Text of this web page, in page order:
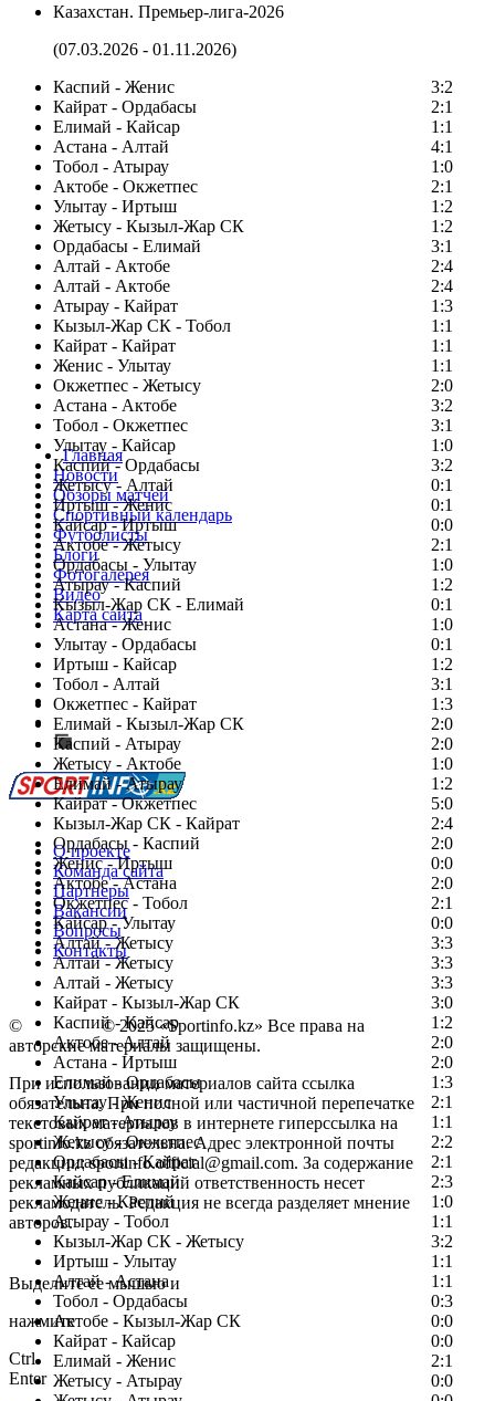
Казахстан. Премьер-лига-2026
(07.03.2026 - 01.11.2026)
Каспий - Женис
3:2
Кайрат - Ордабасы
2:1
Елимай - Кайсар
1:1
Астана - Алтай
4:1
Тобол - Атырау
1:0
Актобе - Окжетпес
2:1
Улытау - Иртыш
1:2
Жетысу - Кызыл-Жар СК
1:2
Ордабасы - Елимай
3:1
Алтай - Актобе
2:4
Алтай - Актобе
2:4
Атырау - Кайрат
1:3
Кызыл-Жар СК - Тобол
1:1
Кайрат - Кайрат
1:1
Женис - Улытау
1:1
Окжетпес - Жетысу
2:0
Астана - Актобе
3:2
Тобол - Окжетпес
3:1
Улытау - Кайсар
1:0
Каспий - Ордабасы
3:2
Жетысу - Алтай
0:1
Иртыш - Женис
0:1
Кайсар - Иртыш
0:0
Актобе - Жетысу
2:1
Ордабасы - Улытау
1:0
Атырау - Каспий
1:2
Кызыл-Жар СК - Елимай
0:1
Астана - Женис
1:0
Улытау - Ордабасы
0:1
Иртыш - Кайсар
1:2
Тобол - Алтай
3:1
Окжетпес - Кайрат
1:3
Елимай - Кызыл-Жар СК
2:0
Каспий - Атырау
2:0
Жетысу - Актобе
1:0
Елимай - Атырау
1:2
Кайрат - Окжетпес
5:0
Кызыл-Жар СК - Кайрат
2:4
Ордабасы - Каспий
2:0
Женис - Иртыш
0:0
Актобе - Астана
2:0
Окжетпес - Тобол
2:1
Кайсар - Улытау
0:0
Алтай - Жетысу
3:3
Алтай - Жетысу
3:3
Алтай - Жетысу
3:3
Кайрат - Кызыл-Жар СК
3:0
Каспий - Кайсар
1:2
Актобе - Алтай
2:0
Астана - Иртыш
2:0
Елимай - Ордабасы
1:3
Улытау - Женис
2:1
Кайрат - Атырау
1:1
Жетысу - Окжетпес
2:2
Ордабасы - Кайрат
2:1
Кайсар - Елимай
2:3
Женис - Каспий
1:0
Атырау - Тобол
1:1
Кызыл-Жар СК - Жетысу
3:2
Иртыш - Улытау
1:1
Алтай - Астана
1:1
Тобол - Ордабасы
0:3
Актобе - Кызыл-Жар СК
0:0
Кайрат - Кайсар
0:0
Елимай - Женис
2:1
Жетысу - Атырау
0:0
Главная
Новости
Обзоры матчей
Спортивный календарь
Футболисты
Блоги
Фотогалерея
Видео
Карта сайта
Есть идея?
Сообщить о мероприятии
Перейти на старый сайт
О проекте
Команда сайта
Партнеры
Вакансии
Вопросы
Контакты
© Copyright© 2025 «Sportinfo.kz» Все права на
авторские материалы защищены.
При использовании материалов сайта ссылка
обязательна. При полной или частичной перепечатке
текстовых материалов в интернете гиперссылка на
sportinfo.kz обязательна. Адрес электронной почты
редакции: sportinfo.official@gmail.com. За содержание
рекламных публикаций ответственность несет
рекламодатель. Редакция не всегда разделяет мнение
авторов.
Заметили ошибку в тексте?
Выделите ее мышью и
нажмите
Ctrl
Enter